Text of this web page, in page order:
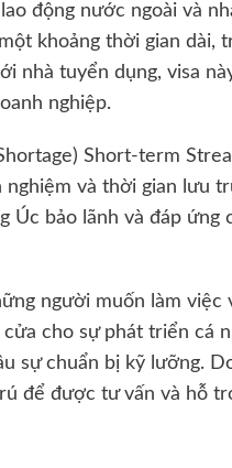
động nước ngoài và
khoảng thời gian dài,
nhà tuyển dụng, visa
nghiệp.
Short-term
nghiệm và thời gian lưu
Úc bảo lãnh và đáp
người muốn làm việc
cho sự phát triển cá
sự chuẩn bị kỹ lưỡng.
để được tư vấn và hỗ